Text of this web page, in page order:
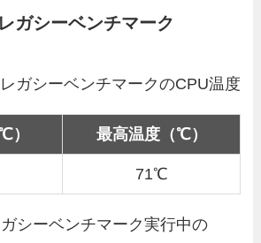
ガシーベンチマーク
） 最高温度（℃）
71℃
シーベンチマーク実行中の